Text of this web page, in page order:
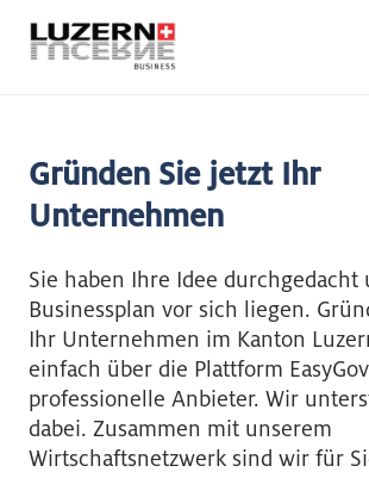
Gründen Sie jetzt Ihr
Unternehmen
Sie haben Ihre Idee durchgedacht
Businessplan vor sich liegen.
Ihr Unternehmen im Kanton
einfach über die Plattform
professionelle Anbieter. Wir
dabei. Zusammen mit unserem
Wirtschaftsnetzwerk sind wir für